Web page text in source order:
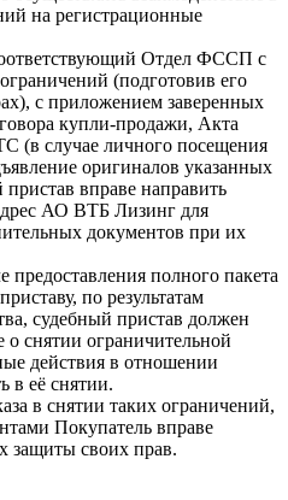
на регистрационные
Отдел ФССП с
(подготовив его
с приложением заверенных
купли-продажи, Акта
(в случае личного посещения
оригиналов указанных
вправе направить
АО ВТБ Лизинг для
документов при их
предоставления полного пакета
по результатам
судебный пристав должен
о снятии ограничительной
действия в отношении
в её снятии.
в снятии таких ограничений,
Покупатель вправе
защиты своих прав.